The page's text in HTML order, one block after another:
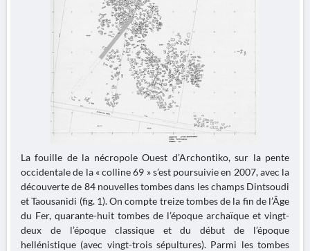
La fouille de la nécropole Ouest d’Archontiko, sur la pente
occidentale de la « colline 69 » s’est poursuivie en 2007, avec la
découverte de 84 nouvelles tombes dans les champs Dintsoudi
et Taousanidi (fig. 1). On compte treize tombes de la fin de l’Âge
du Fer, quarante-huit tombes de l’époque archaïque et vingt-
deux de l’époque classique et du début de l’époque
hellénistique (avec vingt-trois sépultures). Parmi les tombes